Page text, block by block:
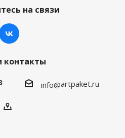
на связи
info@artpaket.ru